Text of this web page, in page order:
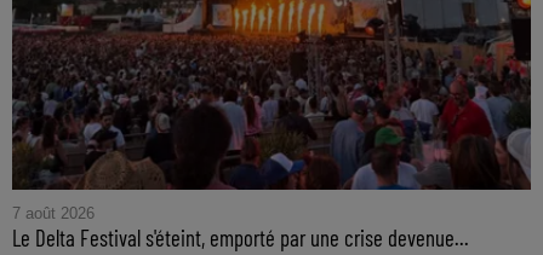
7 août 2026
Le Delta Festival s'éteint, emporté par une crise devenue...